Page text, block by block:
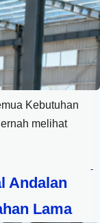
Kebutuhan
melihat
-
Andalan
Lama